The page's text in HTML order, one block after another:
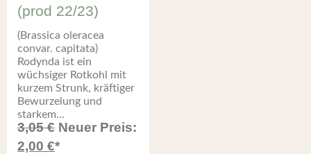
(prod 22/23)
(Brassica oleracea
convar. capitata)
Rodynda ist ein
wüchsiger Rotkohl mit
kurzem Strunk, kräftiger
Bewurzelung und
starkem...
3,05€ Neuer Preis:
2,00 €*